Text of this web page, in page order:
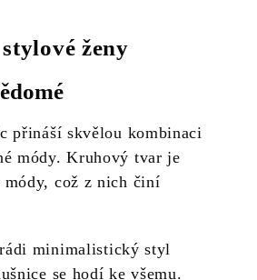
ženy
přináší skvělou kombinaci
módy. Kruhový tvar je
módy, což z nich činí
minimalistický styl
se hodí ke všemu.